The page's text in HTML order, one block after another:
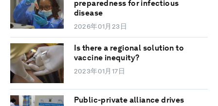
preparedness for infectious
disease
2026年01月23日
Is there a regional solution to
vaccine inequity?
2023年01月17日
Public-private alliance drives